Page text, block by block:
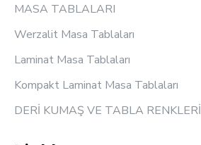
MASA TABLALARI
Werzalit Masa Tablaları
Laminat Masa Tablaları
Kompakt Laminat Masa Tablaları
DERİ KUMAŞ VE TABLA RENKLERİ